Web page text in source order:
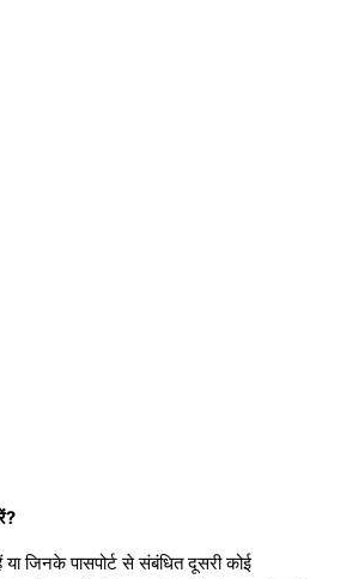
या जिनके पासपोर्ट से संबंधित दूसरी कोई